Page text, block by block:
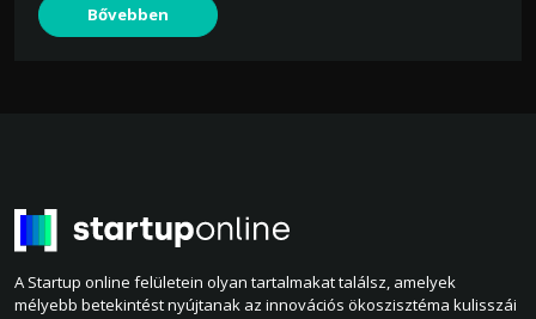
Bővebben
A Startup online felületein olyan tartalmakat találsz, amelyek
mélyebb betekintést nyújtanak az innovációs ökoszisztéma kulisszái